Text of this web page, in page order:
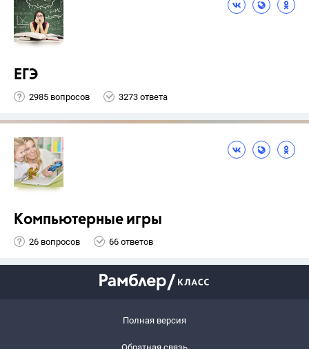
ЕГЭ
2985 вопросов 3273 ответа
Компьютерные игры
26 вопросов 66 ответов
Полная версия